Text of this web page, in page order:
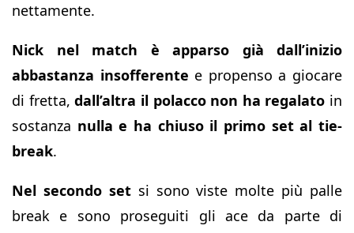
nettamente.
Nick nel match è apparso già dall’inizio
abbastanza insofferente e propenso a giocare
di fretta,dall’altra il polacco non ha regalato in
sostanza nulla e ha chiuso il primo set al tie-
break.
Nel secondo setsi sono viste molte più palle
break e sono proseguiti gli ace da parte di